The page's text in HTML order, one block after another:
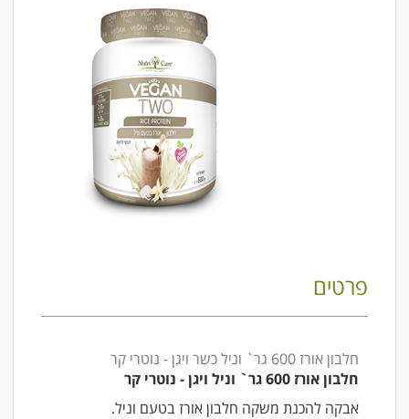
פרטים
חלבון אורז 600 גר` וניל כשר ויגן - נוטרי קר
חלבון אורז 600 גר` וניל ויגן - נוט
רי קר
אבקה להכנת משקה חלבון אורז בטעם וניל.